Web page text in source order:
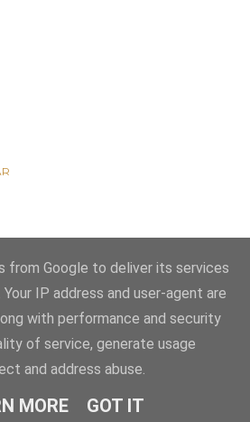
Använder Blogger
from Google to deliver its services
IP address and user-agent are
with performance and security
of service, generate usage
and address abuse.
MORE GOT IT